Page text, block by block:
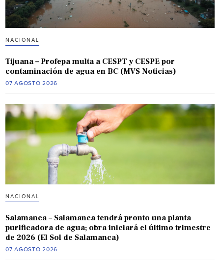
NACIONAL
Tijuana – Profepa multa a CESPT y CESPE por
contaminación de agua en BC (MVS Noticias)
07 AGOSTO 2026
NACIONAL
Salamanca – Salamanca tendrá pronto una planta
purificadora de agua; obra iniciará el último trimestre
de 2026 (El Sol de Salamanca)
07 AGOSTO 2026